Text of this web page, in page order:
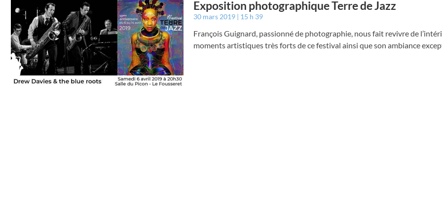
Exposition photographique Terre de Jazz
30 mars 2019 15 h 39
François Guignard, passionné de photographie, nous fait revivre de
moments artistiques très forts de ce festival ainsi que son ambiance